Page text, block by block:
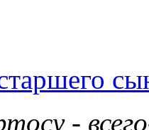
-